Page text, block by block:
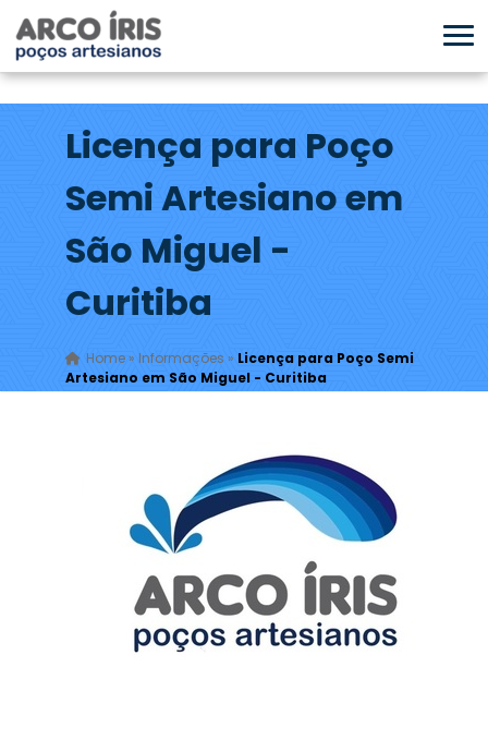
Licença para Poço
Semi Artesiano em
São Miguel -
Curitiba
Home» Informações » Licença para Poço Semi
Artesiano em São Miguel - Curitiba